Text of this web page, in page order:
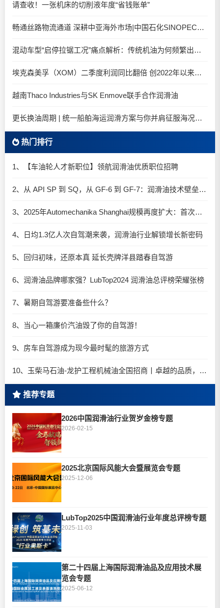
请查收！一张机床的切削液年度“省钱账单”
畅通丝路物流通道 深耕中亚海外市场|中国石化SINOPEC润滑油北京-阿拉木图图定班列顺利抵达
混动车型“启停拉锯工况”痛点解析：传统机油为何频繁出现油泥堆积？
埃克森美孚（XOM）二季度利润同比翻倍 创2022年以来新高
越南Thaco Industries与SK Enmove联手合作润滑油
更长换油周期 | 统一船舶海运润滑方案与你并肩征服海况运维考验
热门排行
1、【车油轮人才新职位】领航润滑油优质职位招聘
2、从 API SP 到 SQ，从 GF-6 到 GF-7：润滑油技术壁垒再升高，你准备好了吗？
3、2025年Automechanika Shanghai规模再度扩大：首次启用国家会展中心（上海）全部15个展馆
4、日均1.3亿人次自驾潮来袭，润滑油行业解锁增长新密码​
5、回归初味，还原本真 延长壳牌洋县踏春自驾游
6、润滑油品牌哪家强？LubTop2024 润滑油总评榜荣耀张榜
7、暑期自驾游要准备些什么？
8、当心一箱廉价汽油毁了你的自驾游！
9、房车自驾游成为现今最时髦的旅游方式
10、玉柴马石油-龙护工程机械油全国招商丨卓越的品质，专业的品牌！
推荐专题
2026中国润滑油行业贺岁金榜专题
2026-02-15
2025北京国际风能大会暨展览会专题
2025-12-06
LubTop2025中国润滑油行业年度总评榜专题
2025-11-03
第二十四届上海国际润滑油品及应用技术展
览会专题
2025-06-12